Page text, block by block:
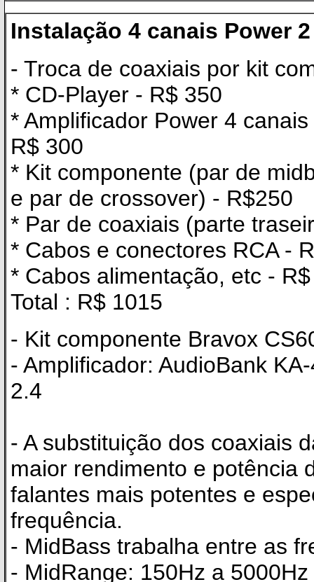
Instalação 4 canais Power 2
- Troca de coaxiais por kit
* CD-Player - R$ 350
* Amplificador Power 4
R$ 300
* Kit componente (par de
e par de crossover) - R$250
* Par de coaxiais (parte
* Cabos e conectores RCA -
* Cabos alimentação, etc -
Total : R$ 1015
- Kit componente Bravox
- Amplificador: AudioBank
2.4
- A substituição dos coaxiais
maior rendimento e potência
falantes mais potentes e
frequência.
- MidBass trabalha entre as
- MidRange: 150Hz a 5000Hz